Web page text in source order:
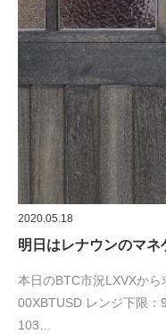
2020.05.18
明日はレナウンのマネ
本日のBTC市況LXVXか
00XBTUSD レンジ下限：
103…